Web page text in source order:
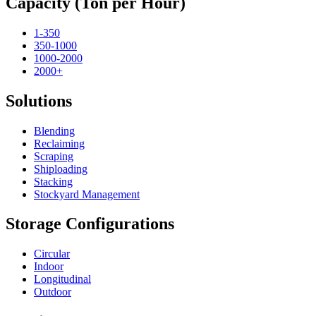
1-350
350-1000
1000-2000
2000+
Solutions
Blending
Reclaiming
Scraping
Shiploading
Stacking
Stockyard Management
Storage Configurations
Circular
Indoor
Longitudinal
Outdoor